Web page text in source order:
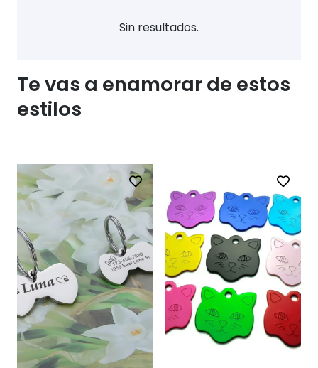
Sin resultados.
Te vas a enamorar de estos
estilos